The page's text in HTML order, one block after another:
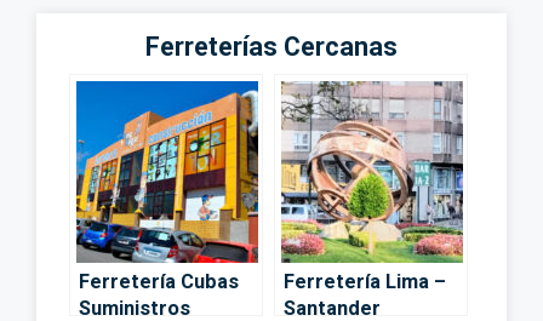
Ferreterías Cercanas
Ferretería Cubas
Suministros
Ferretería Lima –
Santander